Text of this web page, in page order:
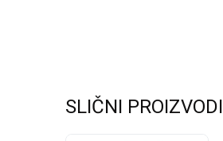
SLIČNI PROIZVODI